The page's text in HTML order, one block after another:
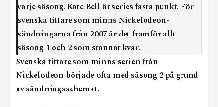
varje säsong. Kate Bell är series fasta punkt. För
svenska tittare som minns Nickelodeon-
sändningarna från 2007 är det framför allt
säsong 1 och 2 som stannat kvar.
Svenska tittare som minns serien från
Nickelodeon började ofta med säsong 2 på grund
av sändningsschemat.